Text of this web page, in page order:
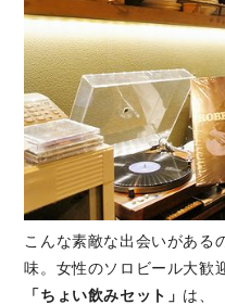
こんな素敵な出会いがある
味。女性のソロビール大
「ちょい飲みセット」 は、